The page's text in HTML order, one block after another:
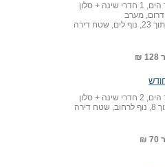
+ סלון
דרום, מערב
128 ₪
+ סלון
70 ₪